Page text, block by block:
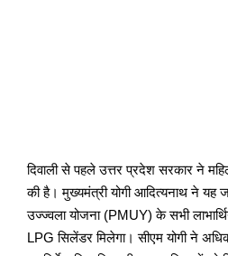
दिवाली से पहले उत्तर प्रदेश सरकार ने
की है। मुख्यमंत्री योगी आदित्यनाथ ने यह
उज्ज्वला योजना (PMUY) के सभी
LPG सिलेंडर मिलेगा। सीएम योगी ने